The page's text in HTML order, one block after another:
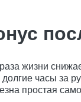
жизни
часы за
простая